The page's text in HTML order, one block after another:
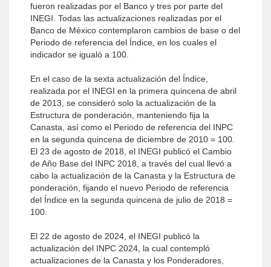
fueron realizadas por el Banco y tres por parte del
INEGI. Todas las actualizaciones realizadas por el
Banco de México contemplaron cambios de base o del
Periodo de referencia del Índice, en los cuales el
indicador se igualó a 100.
En el caso de la sexta actualización del Índice,
realizada por el INEGI en la primera quincena de abril
de 2013, se consideró solo la actualización de la
Estructura de ponderación, manteniendo fija la
Canasta, así como el Periodo de referencia del INPC
en la segunda quincena de diciembre de 2010 = 100.
El 23 de agosto de 2018, el INEGI publicó el Cambio
de Año Base del INPC 2018, a través del cual llevó a
cabo la actualización de la Canasta y la Estructura de
ponderación, fijando el nuevo Periodo de referencia
del Índice en la segunda quincena de julio de 2018 =
100.
El 22 de agosto de 2024, el INEGI publicó la
actualización del INPC 2024, la cual contempló
actualizaciones de la Canasta y los Ponderadores,